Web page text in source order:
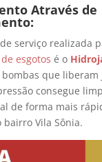
Através de
serviço realizada
esgotos é o
que liberam
consegue
de forma mais
Vila Sônia.